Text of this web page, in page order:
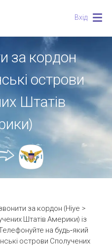
Вхід
за кордон
острови
Штатів
за кордон (Ніуе >
Штатів Америки) із
на будь-який
острови Сполучених